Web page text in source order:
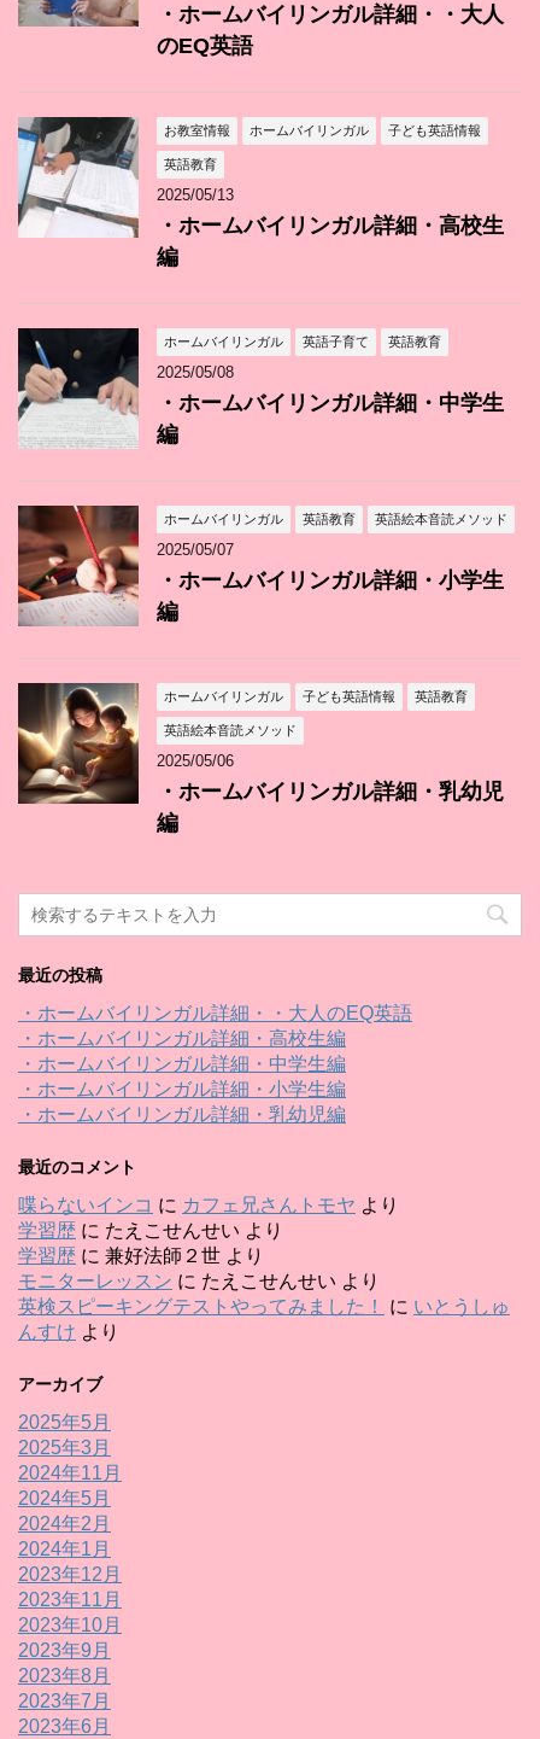
・ホームバイリンガル詳細・・大人
のEQ英語
お教室情報 ホームバイリンガル 子ども英語情報
英語教育
2025/05/13
・ホームバイリンガル詳細・高校生
編
ホームバイリンガル 英語子育て 英語教育
2025/05/08
・ホームバイリンガル詳細・中学生
編
ホームバイリンガル 英語教育 英語絵本音読メソッド
2025/05/07
・ホームバイリンガル詳細・小学生
編
ホームバイリンガル 子ども英語情報 英語教育
英語絵本音読メソッド
2025/05/06
・ホームバイリンガル詳細・乳幼児
編
最近の投稿
・ホームバイリンガル詳細・・大人のEQ英語
・ホームバイリンガル詳細・高校生編
・ホームバイリンガル詳細・中学生編
・ホームバイリンガル詳細・小学生編
・ホームバイリンガル詳細・乳幼児編
最近のコメント
喋らないインコ に カフェ兄さんトモヤ より
学習歴 に たえこせんせい より
学習歴 に 兼好法師２世 より
モニターレッスン に たえこせんせい より
英検スピーキングテストやってみました！
に いとうしゅ
んすけ より
アーカイブ
2025年5月
2025年3月
2024年11月
2024年5月
2024年2月
2024年1月
2023年12月
2023年11月
2023年10月
2023年9月
2023年8月
2023年7月
2023年6月